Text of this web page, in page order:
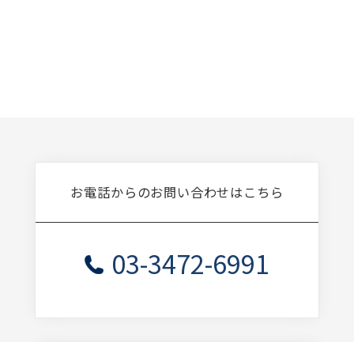
お電話からのお問い合わせはこちら
03-3472-6991